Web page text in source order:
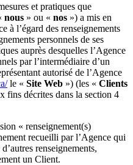
et pratiques que
nous » ou « nos ») a mis en
à l’égard des renseignements
personnels de ses
auprès desquelles l’Agence
par l’intermédiaire d’un
autorisé de l’Agence
le « Site Web ») (les « Clients
fins décrites dans la section 4
« renseignement(s)
recueilli par l’Agence qui
renseignements,
un Client.